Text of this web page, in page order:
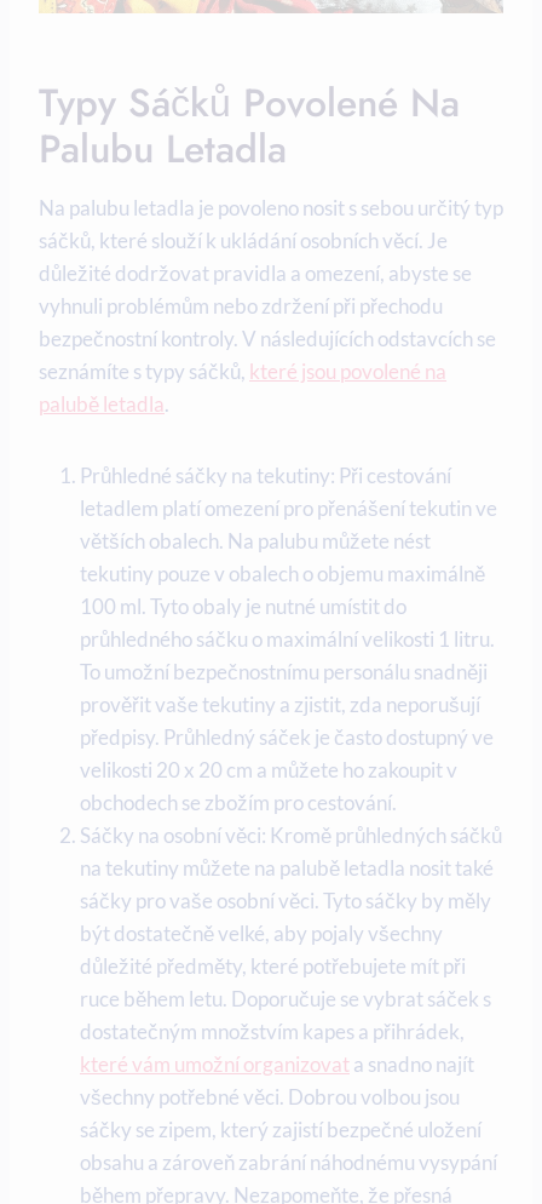
Typy Sáčků Povolené Na
Palubu Letadla
Na palubu letadla je povoleno nosit s sebou určitý typ
sáčků, které slouží k ukládání osobních věcí. Je
důležité dodržovat pravidla a omezení, abyste se
vyhnuli problémům nebo zdržení při přechodu
bezpečnostní kontroly. V následujících odstavcích se
seznámíte s typy sáčků, které jsou povolené na
palubě letadla.
Průhledné sáčky na tekutiny: Při cestování
letadlem platí omezení pro přenášení tekutin ve
větších obalech. Na palubu můžete nést
tekutiny pouze v obalech o objemu maximálně
100 ml. Tyto obaly je nutné umístit do
průhledného sáčku o maximální velikosti 1 litru.
To umožní bezpečnostnímu personálu snadněji
prověřit vaše tekutiny a zjistit, zda neporušují
předpisy. Průhledný sáček je často dostupný ve
velikosti 20 x 20 cm a můžete ho zakoupit v
obchodech se zbožím pro cestování.
Sáčky na osobní věci: Kromě průhledných sáčků
na tekutiny můžete na palubě letadla nosit také
sáčky pro vaše osobní věci. Tyto sáčky by měly
být dostatečně velké, aby pojaly všechny
důležité předměty, které potřebujete mít při
ruce během letu. Doporučuje se vybrat sáček s
dostatečným množstvím kapes a přihrádek,
které vám umožní organizovata snadno najít
všechny potřebné věci. Dobrou volbou jsou
sáčky se zipem, který zajistí bezpečné uložení
obsahu a zároveň zabrání náhodnému vysypání
během přepravy. Nezapomeňte, že přesná